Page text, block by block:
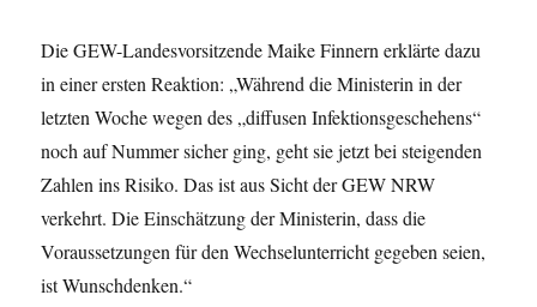
Die GEW-Landesvorsitzende Maike Finnern erklärte dazu
in einer ersten Reaktion: „Während die Ministerin in der
letzten Woche wegen des „diffusen Infektionsgeschehens“
noch auf Nummer sicher ging, geht sie jetzt bei steigenden
Zahlen ins Risiko. Das ist aus Sicht der GEW NRW
verkehrt. Die Einschätzung der Ministerin, dass die
Voraussetzungen für den Wechselunterricht gegeben seien,
ist Wunschdenken.“